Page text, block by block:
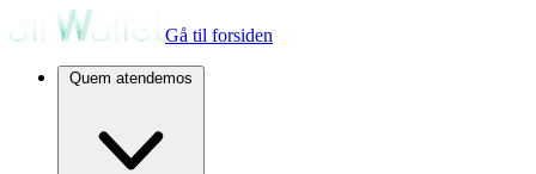
Gå til forsiden